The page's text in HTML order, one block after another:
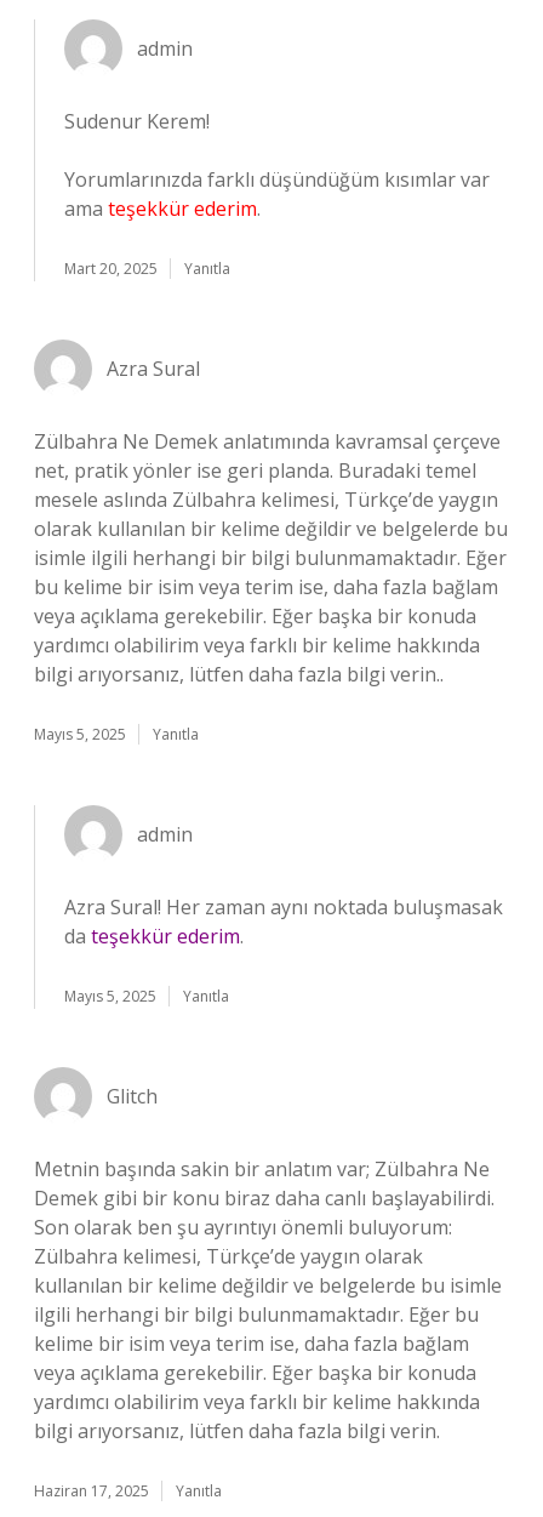
admin
Sudenur Kerem!
Yorumlarınızda farklı düşündüğüm kısımlar var
ama teşekkür ederim.
Mart 20, 2025 Yanıtla
Azra Sural
Zülbahra Ne Demek anlatımında kavramsal çerçeve
net, pratik yönler ise geri planda. Buradaki temel
mesele aslında Zülbahra kelimesi, Türkçe’de yaygın
olarak kullanılan bir kelime değildir ve belgelerde bu
isimle ilgili herhangi bir bilgi bulunmamaktadır. Eğer
bu kelime bir isim veya terim ise, daha fazla bağlam
veya açıklama gerekebilir. Eğer başka bir konuda
yardımcı olabilirim veya farklı bir kelime hakkında
bilgi arıyorsanız, lütfen daha fazla bilgi verin..
Mayıs 5, 2025 Yanıtla
admin
Azra Sural! Her zaman aynı noktada buluşmasak
da teşekkür ederim.
Mayıs 5, 2025 Yanıtla
Glitch
Metnin başında sakin bir anlatım var; Zülbahra Ne
Demek gibi bir konu biraz daha canlı başlayabilirdi.
Son olarak ben şu ayrıntıyı önemli buluyorum:
Zülbahra kelimesi, Türkçe’de yaygın olarak
kullanılan bir kelime değildir ve belgelerde bu isimle
ilgili herhangi bir bilgi bulunmamaktadır. Eğer bu
kelime bir isim veya terim ise, daha fazla bağlam
veya açıklama gerekebilir. Eğer başka bir konuda
yardımcı olabilirim veya farklı bir kelime hakkında
bilgi arıyorsanız, lütfen daha fazla bilgi verin.
Haziran 17, 2025 Yanıtla